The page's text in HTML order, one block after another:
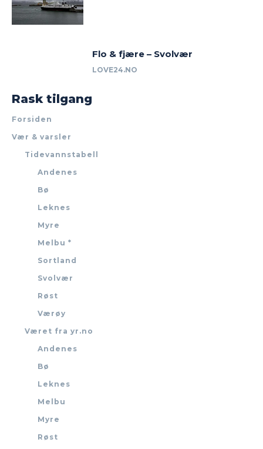
Flo & fjære – Svolvær
LOVE24.NO
Rask tilgang
Forsiden
Vær & varsler
Tidevannstabell
Andenes
Bø
Leknes
Myre
Melbu *
Sortland
Svolvær
Røst
Værøy
Været fra yr.no
Andenes
Bø
Leknes
Melbu
Myre
Røst